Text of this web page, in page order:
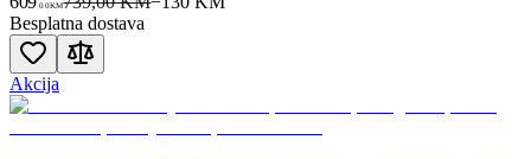
00KM
Besplatna dostava
Akcija